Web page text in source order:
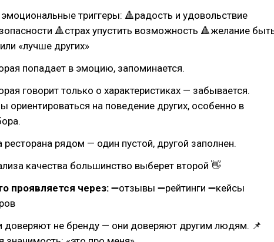
триггеры: 🔺радость и удовольствие
🔺страх упустить возможность 🔺желание
«лучше других»
попадает в эмоцию, запоминается.
говорит только о характеристиках — забывается.
ориентироваться на поведение других, особенно в
рядом — один пустой, другой заполнен.
качества большинство выберет второй 👋
проявляется через: ➖отзывы ➖рейтинги ➖кейсы
не бренду — они доверяют другим людям. 📌